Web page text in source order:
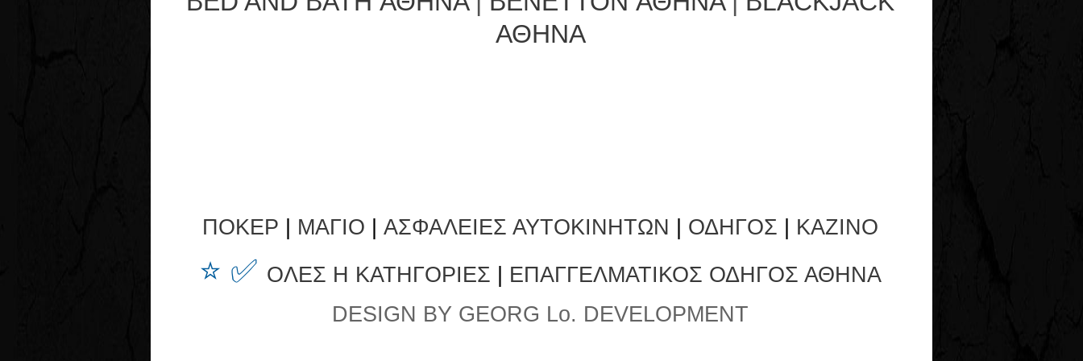
ΑΘΗΝΑ
ΠΟΚΕΡ ΜΑΓΙΟ ΑΣΦΑΛΕΙΕΣ ΑΥΤΟΚΙΝΗΤΩΝ ΟΔΗΓΟΣ ΚΑΖΙΝΟ
⭐ ✅ ΟΛΕΣ Η ΚΑΤΗΓΟΡΙΕΣ
ΕΠΑΓΓΕΛΜΑΤΙΚΟΣ ΟΔΗΓΟΣ ΑΘΗΝΑ
DESIGN BY GEORG Lo. DEVELOPMENT